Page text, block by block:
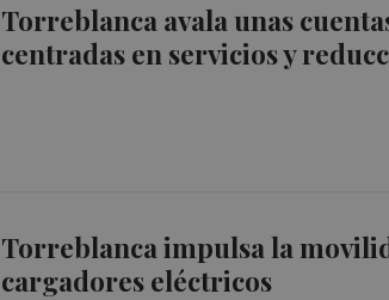
Torreblanca avala unas
centradas en servicios y
Torreblanca impulsa la
cargadores eléctricos